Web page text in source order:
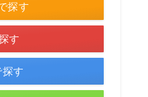
探す
す
す